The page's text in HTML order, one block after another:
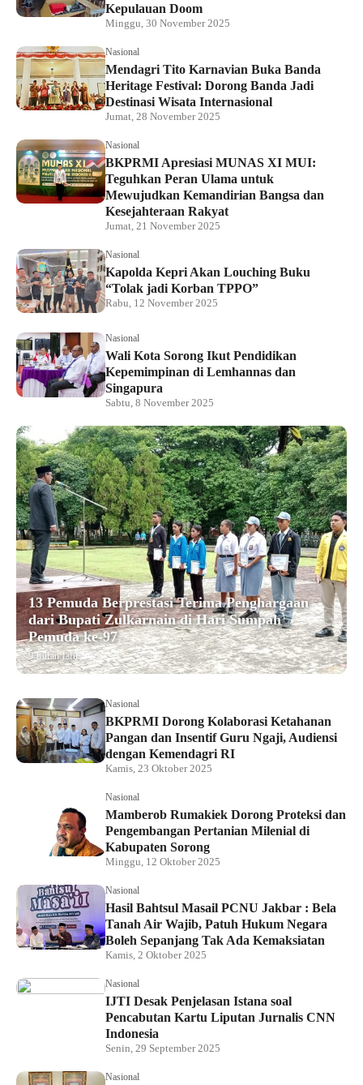
Kepulauan Doom
Minggu, 30 November 2025
Nasional
Mendagri Tito Karnavian Buka Banda
Heritage Festival: Dorong Banda Jadi
Destinasi Wisata Internasional
Jumat, 28 November 2025
Nasional
BKPRMI Apresiasi MUNAS XI MUI:
Teguhkan Peran Ulama untuk
Mewujudkan Kemandirian Bangsa dan
Kesejahteraan Rakyat
Jumat, 21 November 2025
Nasional
Kapolda Kepri Akan Louching Buku
“Tolak jadi Korban TPPO”
Rabu, 12 November 2025
Nasional
Wali Kota Sorong Ikut Pendidikan
Kepemimpinan di Lemhannas dan
Singapura
Sabtu, 8 November 2025
13 Pemuda Berprestasi Terima Penghargaan
dari Bupati Zulkarnain di Hari Sumpah
Pemuda ke-97
9 bulan lalu
Nasional
BKPRMI Dorong Kolaborasi Ketahanan
Pangan dan Insentif Guru Ngaji, Audiensi
dengan Kemendagri RI
Kamis, 23 Oktober 2025
Nasional
Mamberob Rumakiek Dorong Proteksi dan
Pengembangan Pertanian Milenial di
Kabupaten Sorong
Minggu, 12 Oktober 2025
Nasional
Hasil Bahtsul Masail PCNU Jakbar : Bela
Tanah Air Wajib, Patuh Hukum Negara
Boleh Sepanjang Tak Ada Kemaksiatan
Kamis, 2 Oktober 2025
Nasional
IJTI Desak Penjelasan Istana soal
Pencabutan Kartu Liputan Jurnalis CNN
Indonesia
Senin, 29 September 2025
Nasional